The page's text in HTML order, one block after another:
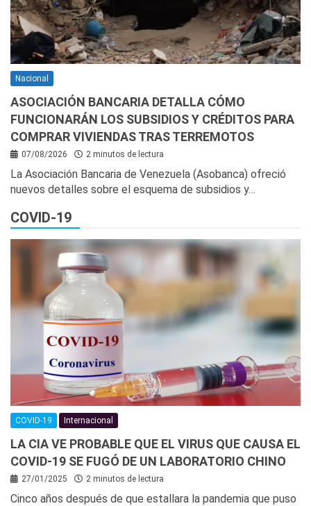
Nacional
ASOCIACIÓN BANCARIA DETALLA CÓMO
FUNCIONARÁN LOS SUBSIDIOS Y CRÉDITOS PARA
COMPRAR VIVIENDAS TRAS TERREMOTOS
07/08/2026 2 minutos de lectura
La Asociación Bancaria de Venezuela (Asobanca) ofreció
nuevos detalles sobre el esquema de subsidios y…
COVID-19
COVID-19 Internacional
LA CIA VE PROBABLE QUE EL VIRUS QUE CAUSA EL
COVID-19 SE FUGÓ DE UN LABORATORIO CHINO
27/01/2025 2 minutos de lectura
Cinco años después de que estallara la pandemia que puso